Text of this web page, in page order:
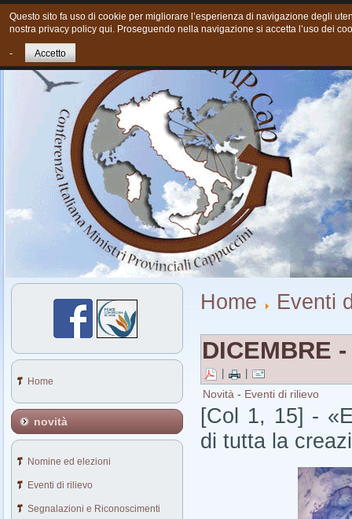
Home Chi siamo Cosa Facciamo oggi Giovani
Home
novità
Nomine ed elezioni
Eventi di rilievo
Segnalazioni e Riconoscimenti
Home Eventi
DICEMBRE
Novità - Eventi di rilievo
[Col 1, 15] -
di tutta la
Questo sito fa uso di cookie per migliorare l’esperienza di navigazione degli
nostra privacy policy qui. Proseguendo nella navigazione si accetta l’uso dei
- Accetto